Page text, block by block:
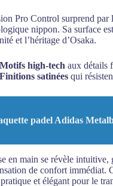
Pro Control surprend par
nippon. Sa surface
et l’héritage d’Osaka.
Motifs high-tech aux détails
Finitions satinées qui
padel Adidas
en main se révèle intuitive,
de confort immédiat.
et élégant pour le